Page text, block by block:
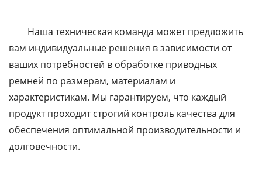
Наша техническая команда может предложить
вам индивидуальные решения в зависимости от
ваших потребностей в обработке приводных
ремней по размерам, материалам и
характеристикам. Мы гарантируем, что каждый
продукт проходит строгий контроль качества для
обеспечения оптимальной производительности и
долговечности.